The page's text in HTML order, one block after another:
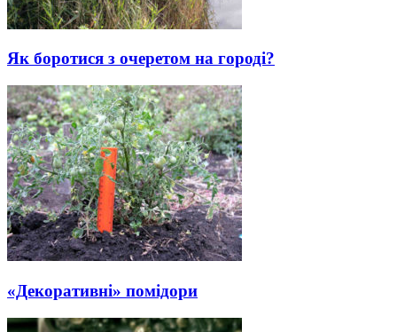
Як боротися з очеретом на городі?
«Декоративні» помідори